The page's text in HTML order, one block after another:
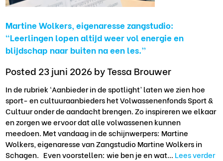
Martine Wolkers, eigenaresse zangstudio:
“Leerlingen lopen altijd weer vol energie en
blijdschap naar buiten na een les.”
Posted 23 juni 2026by Tessa Brouwer
In de rubriek ‘Aanbieder in de spotlight’ laten we zien hoe
sport- en cultuuraanbieders het Volwassenenfonds Sport &
Cultuur onder de aandacht brengen. Zo inspireren we elkaar
en zorgen we ervoor dat alle volwassenen kunnen
meedoen. Met vandaag in de schijnwerpers: Martine
Wolkers, eigenaresse van Zangstudio Martine Wolkers in
Schagen. Even voorstellen: wie ben je en wat… Lees verder